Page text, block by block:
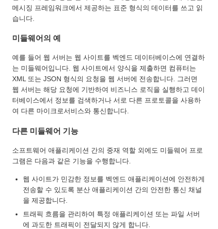
메시징 프레임워크에서 제공하는 표준 형식의 데이터를 쓰고 읽
습니다.
미들웨어의 예
예를 들어 웹 서버는 웹 사이트를 벡엔드 데이터베이스에 연결하
는 미들웨어입니다. 웹 사이트에서 양식을 제출하면 컴퓨터는
XML 또는 JSON 형식의 요청을 웹 서버에 전송합니다. 그러면
웹 서버는 해당 요청에 기반하여 비즈니스 로직을 실행하고 데이
터베이스에서 정보를 검색하거나 서로 다른 프로토콜을 사용하
여 다른 마이크로서비스와 통신합니다.
다른 미들웨어 기능
소프트웨어 애플리케이션 간의 중재 역할 외에도 미들웨어 프로
그램은 다음과 같은 기능을 수행합니다.
웹 사이트가 민감한 정보를 벡엔드 애플리케이션에 안전하게
전송할 수 있도록 분산 애플리케이션 간의 안전한 통신 채널
을 제공합니다.
트래픽 흐름을 관리하여 특정 애플리케이션 또는 파일 서버
에 과도한 트래픽이 전달되지 않게 합니다.